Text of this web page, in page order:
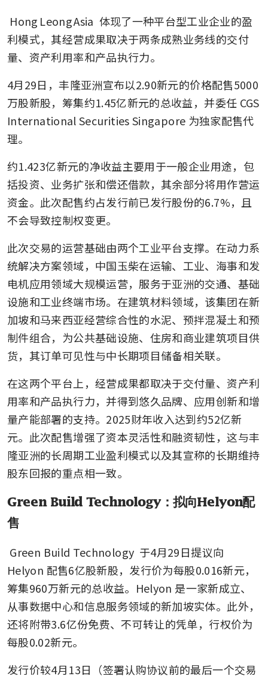
Hong Leong Asia 体现了一种平台型工业企业的盈
利模式，其经营成果取决于两条成熟业务线的交付
量、资产利用率和产品执行力。
4月29日，丰隆亚洲宣布以2.90新元的价格配售5000
万股新股，筹集约1.45亿新元的总收益，并委任 CGS
International Securities Singapore 为独家配售代
理。
约1.423亿新元的净收益主要用于一般企业用途，包
括投资、业务扩张和偿还借款，其余部分将用作营运
资金。此次配售约占发行前已发行股份的6.7%，且
不会导致控制权变更。
此次交易的运营基础由两个工业平台支撑。在动力系
统解决方案领域，中国玉柴在运输、工业、海事和发
电机应用领域大规模运营，服务于亚洲的交通、基础
设施和工业终端市场。在建筑材料领域，该集团在新
加坡和马来西亚经营综合性的水泥、预拌混凝土和预
制件组合，为公共基础设施、住房和商业建筑项目供
货，其订单可见性与中长期项目储备相关联。
在这两个平台上，经营成果都取决于交付量、资产利
用率和产品执行力，并得到悠久品牌、应用创新和增
量产能部署的支持。2025财年收入达到约52亿新
元。此次配售增强了资本灵活性和融资韧性，这与丰
隆亚洲的长周期工业盈利模式以及其宣称的长期维持
股东回报的重点相一致。
Green Build Technology：拟向Helyon配
售
Green Build Technology 于4月29日提议向
Helyon 配售6亿股新股，发行价为每股0.016新元，
筹集960万新元的总收益。Helyon 是一家新成立、
从事数据中心和信息服务领域的新加坡实体。此外，
还将附带3.6亿份免费、不可转让的凭单，行权价为
每股0.02新元。
发行价较4月13日（签署认购协议前的最后一个交易